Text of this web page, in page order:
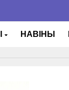
НАВІНЫ